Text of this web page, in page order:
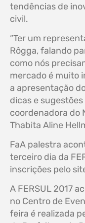
tendências de
civil.
“Ter um
Rôgga, falando
como nós
mercado é muito
a apresentação
dicas e
coordenadora do
Thabita Aline
FaA palestra
terceiro dia da
inscrições pelo
A FERSUL 2017
no Centro de
feira é realizada